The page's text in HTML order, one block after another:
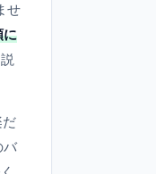
せ
バ